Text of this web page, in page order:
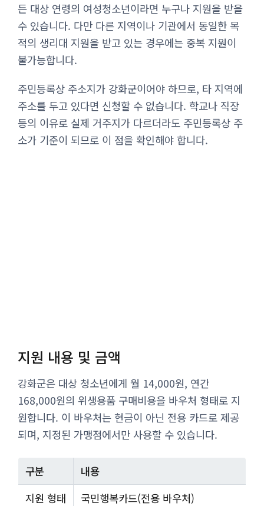
든 대상 연령의 여성청소년이라면 누구나 지원을 받을
수 있습니다. 다만 다른 지역이나 기관에서 동일한 목
적의 생리대 지원을 받고 있는 경우에는 중복 지원이
불가능합니다.
주민등록상 주소지가 강화군이어야 하므로, 타 지역에
주소를 두고 있다면 신청할 수 없습니다. 학교나 직장
등의 이유로 실제 거주지가 다르더라도 주민등록상 주
소가 기준이 되므로 이 점을 확인해야 합니다.
지원 내용 및 금액
강화군은 대상 청소년에게 월 14,000원, 연간
168,000원의 위생용품 구매비용을 바우처 형태로 지
원합니다. 이 바우처는 현금이 아닌 전용 카드로 제공
되며, 지정된 가맹점에서만 사용할 수 있습니다.
구분
내용
지원 형태
국민행복카드(전용 바우처)